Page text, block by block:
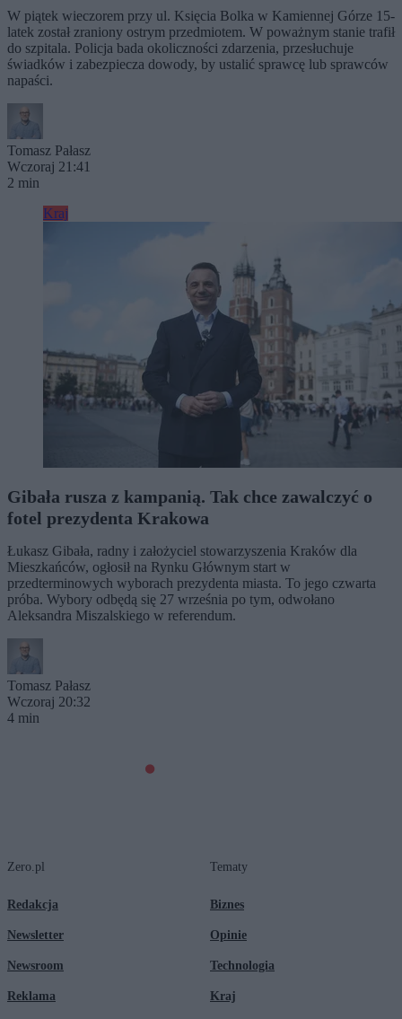
W piątek wieczorem przy ul. Księcia Bolka w Kamiennej Górze 15-
latek został zraniony ostrym przedmiotem. W poważnym stanie trafił
do szpitala. Policja bada okoliczności zdarzenia, przesłuchuje
świadków i zabezpiecza dowody, by ustalić sprawcę lub sprawców
napaści.
Tomasz Pałasz
Wczoraj 21:41
2 min
Kraj
Gibała rusza z kampanią. Tak chce zawalczyć o
fotel prezydenta Krakowa
Łukasz Gibała, radny i założyciel stowarzyszenia Kraków dla
Mieszkańców, ogłosił na Rynku Głównym start w
przedterminowych wyborach prezydenta miasta. To jego czwarta
próba. Wybory odbędą się 27 września po tym, odwołano
Aleksandra Miszalskiego w referendum.
Tomasz Pałasz
Wczoraj 20:32
4 min
Zero.pl
Redakcja
Newsletter
Newsroom
Reklama
Tematy
Biznes
Opinie
Technologia
Kraj